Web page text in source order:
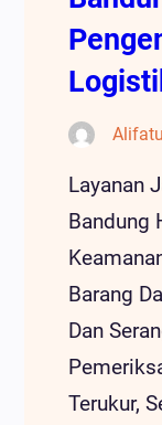
Layanan
Bandung
Barang
Dan
Terukur,